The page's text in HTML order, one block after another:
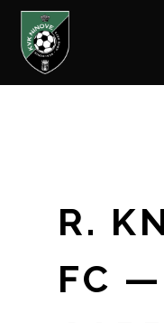
Skip
R.
FC —